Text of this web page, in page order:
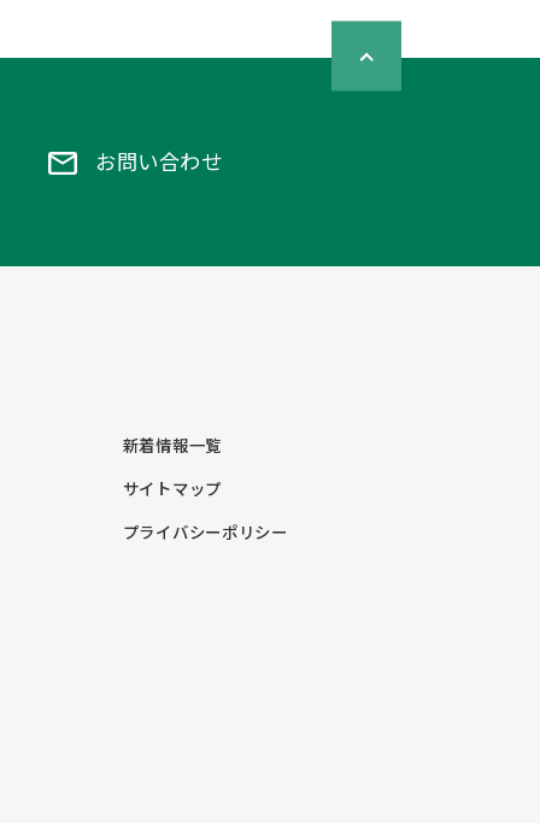
お問い合わせ
新着情報一覧
サイトマップ
プライバシーポリシー